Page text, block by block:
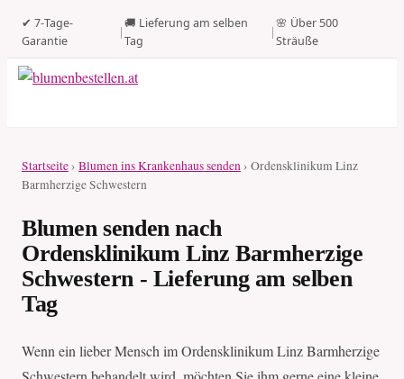
✔ 7-Tage-
Garantie
|
🚚 Lieferung am selben
Tag
|
🌸 Über 500
Sträuße
Startseite› Blumen ins Krankenhaus senden› Ordensklinikum Linz
Barmherzige Schwestern
Blumen senden nach
Ordensklinikum Linz Barmherzige
Schwestern - Lieferung am selben
Tag
Wenn ein lieber Mensch im Ordensklinikum Linz Barmherzige